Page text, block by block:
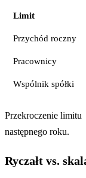
Limit
Przychód roczny
Pracownicy
Wspólnik spółki
Przekroczenie limitu
następnego roku.
Ryczałt vs.